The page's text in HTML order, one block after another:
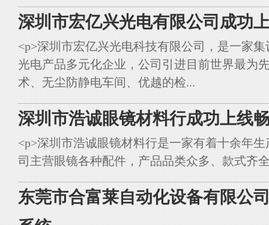
深圳市宏亿兴光电有限公司成功
<p>深圳市宏亿兴光电科技有限公司，是一家
光电产品多元化企业，公司引进目前世界最为
术、无尘防静电车间、优越的检...
深圳市浩诚眼镜材料行成功上线
<p>深圳市浩诚眼镜材料行是一家有着十余年
司主营眼镜各种配件，产品品类众多、款式齐
东莞市合富莱自动化设备有限公